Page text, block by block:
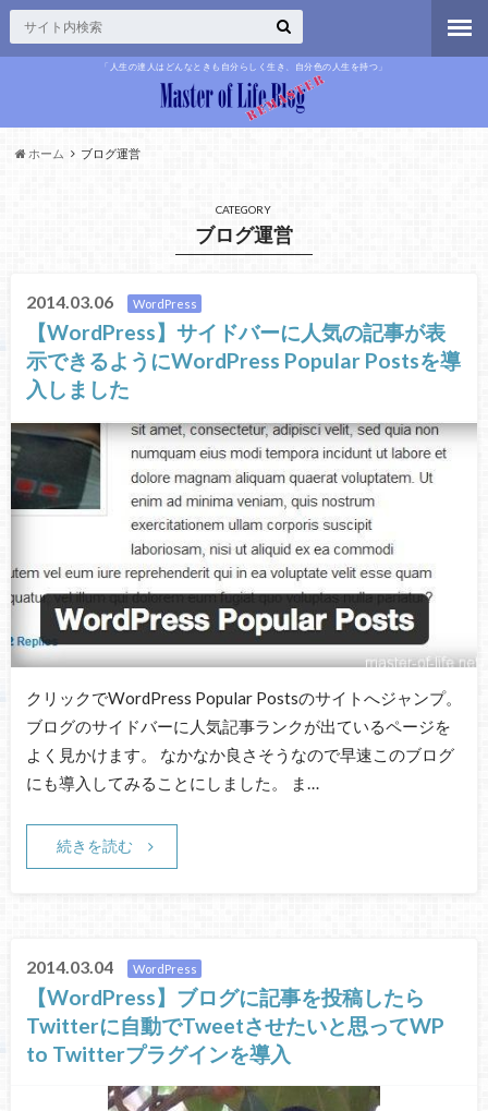
「人生の達人はどんなときも自分らしく生き、自分色の人生を持つ」
ホーム ブログ運営
CATEGORY
ブログ運営
2014.03.06 WordPress
【WordPress】サイドバーに人気の記事が表
示できるようにWordPress Popular Postsを導
入しました
クリックでWordPress Popular Postsのサイトへジャンプ。
ブログのサイドバーに人気記事ランクが出ているページを
よく見かけます。 なかなか良さそうなので早速このブログ
にも導入してみることにしました。 ま…
続きを読む
2014.03.04 WordPress
【WordPress】ブログに記事を投稿したら
Twitterに自動でTweetさせたいと思ってWP
to Twitterプラグインを導入